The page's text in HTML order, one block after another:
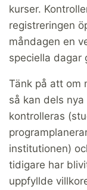
kurser.
registreringen
måndagen en
speciella dagar
Tänk på att om
så kan dels
kontrolleras
institutionen)
tidigare har
uppfyllde